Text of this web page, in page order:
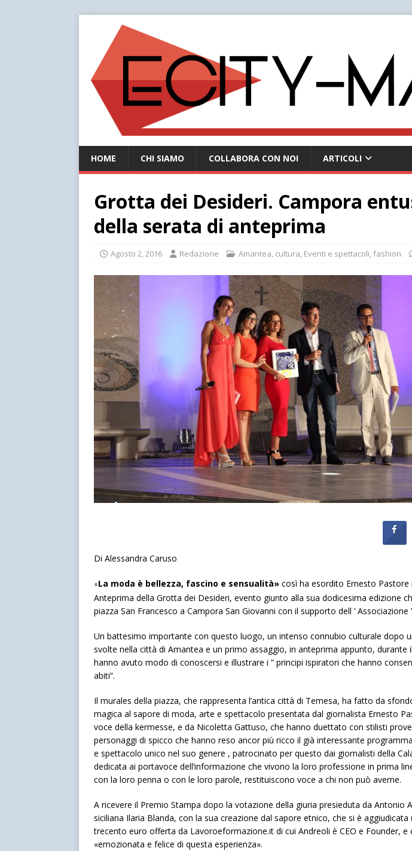
HOME CHI SIAMO COLLABORA CON NOI ARTICOLI
Grotta dei Desideri. Campora
della serata di anteprima
Agosto 2, 2016 Redazione Amantea, cultura, Eventi e spettacoli, fashion
Di Alessandra Caruso
«La moda è bellezza, fascino e sensualità» così ha esordito Ernesto Pastore
Anteprima della Grotta dei Desideri, evento giunto alla sua dodicesima edizione
piazza San Francesco a Campora San Giovanni con il supporto dell ‘ Associazione
Un battesimo importante con questo luogo, un intenso connubio culturale dopo
svolte nella città di Amantea e un primo assaggio, in anteprima appunto, durante
hanno avuto modo di conoscersi e illustrare i ” principi ispiratori che hanno
abiti”.
Il murales della piazza, che rappresenta l’antica città di Temesa, ha fatto da
magica al sapore di moda, arte e spettacolo presentata dal giornalista Ernesto
voce della kermesse, e da Nicoletta Gattuso, che hanno duettato con stilisti
personaggi di spicco che hanno reso ancor più ricco il già interessante
e spettacolo unico nel suo genere , patrocinato per questo dai giornalisti della
dedicata ai portavoce dell’informazione che vivono la loro professione in prima
con la loro penna o con le loro parole, restituiscono voce a chi non può averne.
A ricevere il Premio Stampa dopo la votazione della giuria presieduta da Antonio
siciliana Ilaria Blanda, con la sua creazione dal sapore etnico, che si è
trecento euro offerta da Lavoroeformazione.it di cui Andreoli è CEO e Founder, e
«emozionata e felice di questa esperienza».